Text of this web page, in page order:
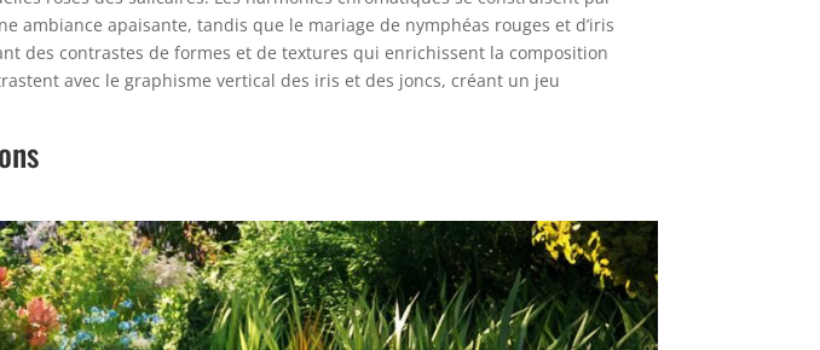
ambiance apaisante, tandis que le mariage de nymphéas rouges et d’iris
des contrastes de formes et de textures qui enrichissent la composition
avec le graphisme vertical des iris et des joncs, créant un jeu